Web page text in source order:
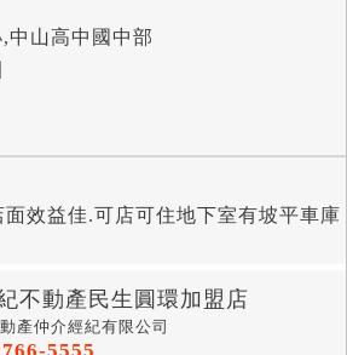
中山高中國中部
效益佳.可店可住地下室有坡平車庫
不動產民生圓環加盟店
產仲介經紀有限公司